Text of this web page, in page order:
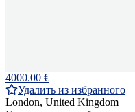
4000.00 €
Удалить из избранного
London, United Kingdom